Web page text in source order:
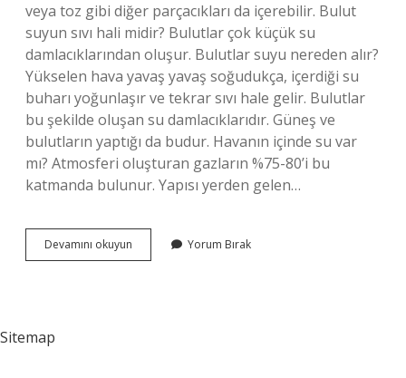
veya toz gibi diğer parçacıkları da içerebilir. Bulut
suyun sıvı hali midir? Bulutlar çok küçük su
damlacıklarından oluşur. Bulutlar suyu nereden alır?
Yükselen hava yavaş yavaş soğudukça, içerdiği su
buharı yoğunlaşır ve tekrar sıvı hale gelir. Bulutlar
bu şekilde oluşan su damlacıklarıdır. Güneş ve
bulutların yaptığı da budur. Havanın içinde su var
mı? Atmosferi oluşturan gazların %75-80’i bu
katmanda bulunur. Yapısı yerden gelen…
Devamını okuyun Bulutların
Içinde
Yorum Bırak
Sitemap